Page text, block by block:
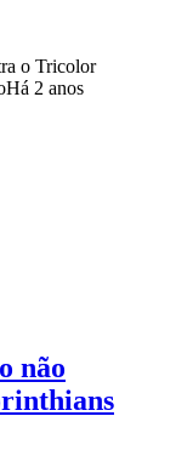
o Tricolor
Há 2 anos
não